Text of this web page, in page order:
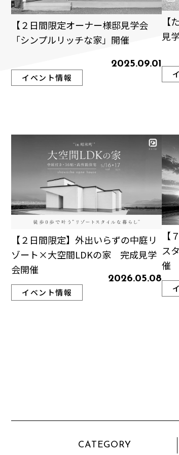
【２日間限定オーナー様邸見学会
「シンプルリッチな家」開催
2025.09.01
イベント情報
【
見
【２日間限定】外出いらずの中庭リ
ゾート×大空間LDKの家 完成見学
会開催
2026.05.08
イベント情報
【
ス
催
CATEGORY